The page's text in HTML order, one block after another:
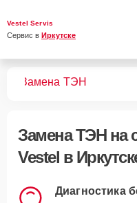
Vestel Servis
Сервис в Иркутске
Замена ТЭН
Замена ТЭНна
Vestel в
Диагностика